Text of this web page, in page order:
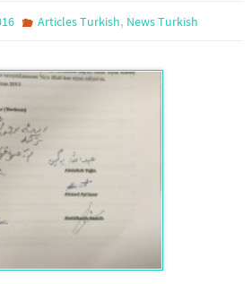
Articles Turkish, News Turkish